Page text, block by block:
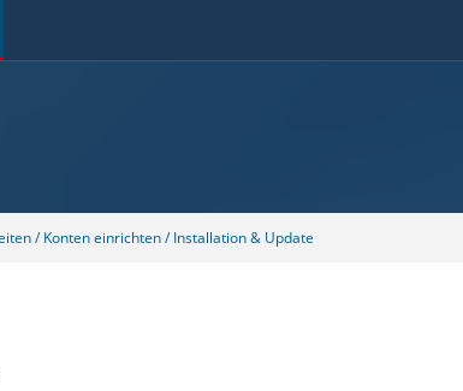
/ Konten einrichten / Installation & Update